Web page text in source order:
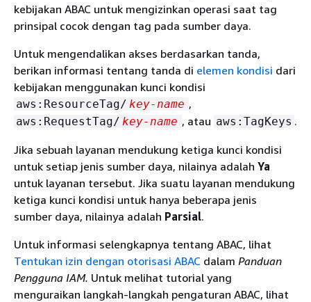
kebijakan ABAC untuk mengizinkan operasi saat tag
prinsipal cocok dengan tag pada sumber daya.
Untuk mengendalikan akses berdasarkan tanda,
berikan informasi tentang tanda di elemen kondisi dari
kebijakan menggunakan kunci kondisi
aws:ResourceTag/ key-name ,
aws:RequestTag/ key-name , atau aws:TagKeys .
Jika sebuah layanan mendukung ketiga kunci kondisi
untuk setiap jenis sumber daya, nilainya adalah Ya
untuk layanan tersebut. Jika suatu layanan mendukung
ketiga kunci kondisi untuk hanya beberapa jenis
sumber daya, nilainya adalah Parsial.
Untuk informasi selengkapnya tentang ABAC, lihat
Tentukan izin dengan otorisasi ABAC dalam Panduan
Pengguna IAM. Untuk melihat tutorial yang
menguraikan langkah-langkah pengaturan ABAC, lihat